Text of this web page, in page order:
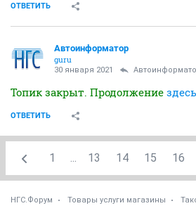
ОТВЕТИТЬ
Автоинформатор
guru
30 января 2021
Топик закрыт. Продолжение здесь
ОТВЕТИТЬ
1 ... 13 14 15 16
НГС.Форум Товары услуги магазины